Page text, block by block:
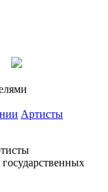
Артисты